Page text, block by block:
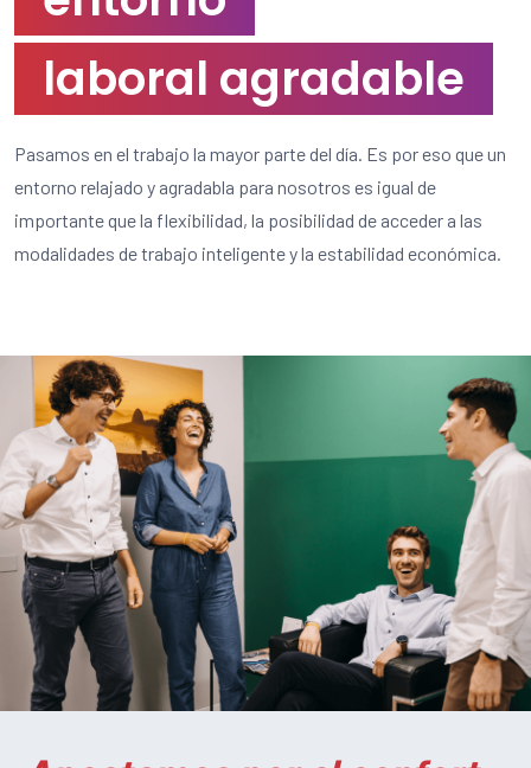
laboral agradable
Pasamos en el trabajo la mayor parte del día. Es por eso que un
entorno relajado y agradabla para nosotros es igual de
importante que la flexibilidad, la posibilidad de acceder a las
modalidades de trabajo inteligente y la estabilidad económica.